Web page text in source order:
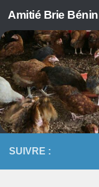
Skip to content
Amitié Brie Bénin
SUIVRE :